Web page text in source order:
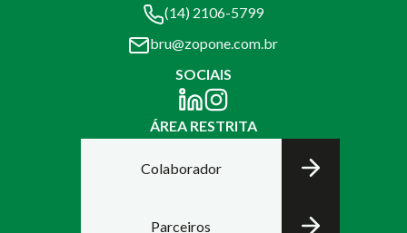
(14) 2106-5799
bru@zopone.com.br
SOCIAIS
ÁREA RESTRITA
Colaborador
Parceiros